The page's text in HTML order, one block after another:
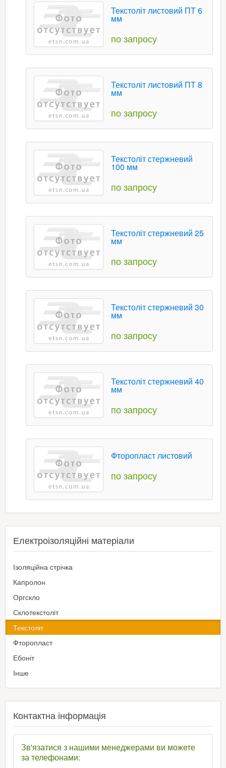
Текстоліт листовий ПТ 6
мм
по запросу
Текстоліт листовий ПТ 8
мм
по запросу
Текстоліт стержневий
100 мм
по запросу
Текстоліт стержневий 25
мм
по запросу
Текстоліт стержневий 30
мм
по запросу
Текстоліт стержневий 40
мм
по запросу
Фторопласт листовий
по запросу
Електроізоляційні матеріали
Ізоляційна стрічка
Капролон
Оргскло
Склотекстоліт
Текстоліт
Фторопласт
Ебоніт
Інше
Контактна інформація
Зв'язатися з нашими менеджерами ви можете
за телефонами: